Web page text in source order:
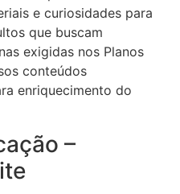
e curiosidades para
que buscam
exigidas nos Planos
conteúdos
enriquecimento do
–